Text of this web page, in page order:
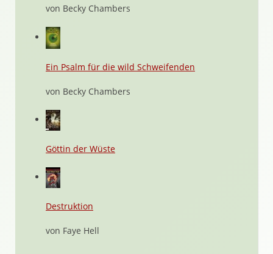
von Becky Chambers
Ein Psalm für die wild Schweifenden
von Becky Chambers
Göttin der Wüste
Destruktion
von Faye Hell